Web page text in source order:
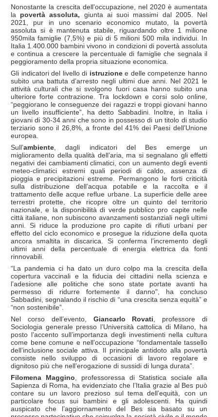
Nonostante la crescita dell’occupazione, nel 2020 è aumentata
la povertà assoluta, giunta ai suoi massimi dal 2005. Nel
2021, pur in uno scenario economico mutato, la povertà
assoluta si è mantenuta stabile, riguardando oltre 1 milione
950mila famiglie (7,5%) e più di 5 milioni 500 mila individui. In
Italia 1.400.000 bambini vivono in condizioni di povertà assoluta
e continua a crescere la percentuale di famiglie che segnala il
peggioramento della propria situazione economica.
Gli indicatori del livello di istruzionee delle competenze hanno
subito una battuta d’arresto negli ultimi due anni. Nel 2021 le
attività culturali che si svolgono fuori casa hanno subito una
ulteriore forte contrazione. Tra lockdown e corsi solo online,
“peggiorano le conseguenze dei ragazzi e troppi giovani hanno
un livello insufficiente”, ha detto Sabbadini. Inoltre, in Italia i
giovani di 30-34 anni che sono in possesso di un titolo di studio
terziario sono il 26,8%, a fronte del 41% dei Paesi dell’Unione
europea.
Sull’ambiente, dagli indicatori del Bes emerge un
miglioramento della qualità dell’aria, ma si segnalano gli effetti
negativi dei cambiamenti climatici, con un aumento degli eventi
meteo-climatici estremi quali periodi di caldo, assenza di
pioggia e precipitazioni estreme. Permangono le forti criticità
sulla distribuzione dell’acqua potabile e la raccolta e il
trattamento delle acque reflue urbane. La superficie delle aree
terrestri protette, che ricopre oltre un quinto del territorio
nazionale, e la disponibilità di verde pubblico pro capite nelle
città italiane, non subiscono avanzamenti sostanziali negli ultimi
anni. Si riduce la produzione pro capite di rifiuti urbani per
effetto del ciclo economico e prosegue la riduzione della quota
ancora smaltita in discarica. Si conferma l’incremento degli
ultimi anni della percentuale di energia elettrica da fonti
rinnovabili.
“La pandemia ci ha dato un duro colpo ma la crescita della
copertura vaccinali e la fiducia dei cittadini nella scienza e
l’adesione alle politiche che sono state portate avanti ha
permesso di ridurre fortemente il danno", ha concluso
Sabbadini, segnalando il rischio di “una crescita senza equità” e
“non sostenibile”.
Nel corso dell’evento, Giancarlo Rovati, professore di
Sociologia generale presso l’Università cattolica di Milano, ha
posto l’accento sull’importanza degli investimenti nella cultura
come bene comune e nell’occupazione “fondamentale tassello
dell’inclusione sociale attiva. Il principale antidoto alla povertà
consiste nello sviluppo di occasioni di lavoro regolare e
dignitoso più che nell’erogazione di sussidi di lunga durata”.
Filomena Maggino, professoressa di Statistica sociale alla
Sapienza di Roma, ha evidenziato che l’Italia grazie al Bes può
contare su un lavoro prezioso sul tema dell’equità, con un
particolare focus sui bambini e gli adolescenti. Ha quindi
auspicato che l’aggiornamento del Bes sia basato su un